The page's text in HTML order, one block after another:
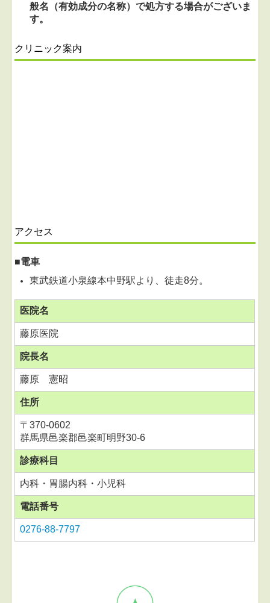
クリニック案内
アクセス
■電車
東武鉄道小泉線本中野駅より、徒走8分。
医院名
藤原医院
院長名
藤原 憲昭
住所
〒370-0602
群馬県邑楽郡邑楽町明野30-6
診療科目
内科・胃腸内科・小児科
電話番号
0276-88-7797
般名（有効成分の名称）で処方する場合がございま
す。